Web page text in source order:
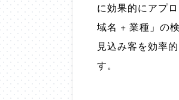
に効果的にアプ
域名 + 業種」の
見込み客を効率
す。